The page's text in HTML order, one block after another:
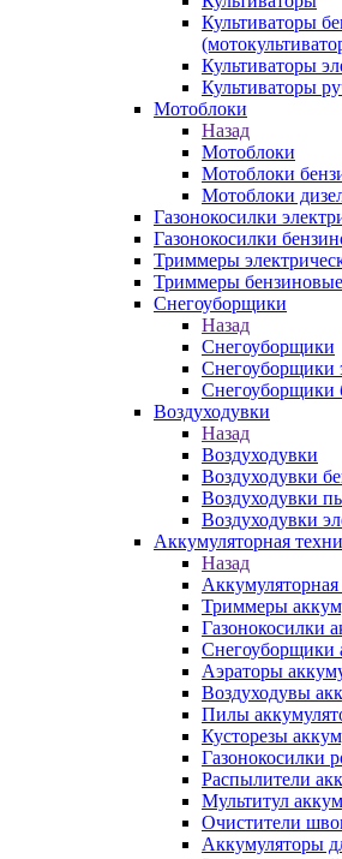
Культиваторы
Культиваторы
Культиваторы
Мотоблоки
Назад
Мотоблоки
Мотоблоки
Мотоблоки
Газонокосилки
Газонокосилки
Триммеры
Триммеры бензиновые
Снегоуборщики
Назад
Снегоуборщики
Снегоуборщики
Снегоуборщики
Воздуходувки
Назад
Воздуходувки
Воздуходувки
Воздуходувки
Воздуходувки
Аккумуляторная
Назад
Аккумуляторная
Триммеры
Газонокосилки
Снегоуборщики
Аэраторы
Воздуходувы
Пилы
Кусторезы
Газонокосилки
Распылители
Мультитул
Очистители
Аккумуляторы